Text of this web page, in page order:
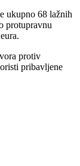
ukupno 68 lažnih
protupravnu
protiv
pribavljene